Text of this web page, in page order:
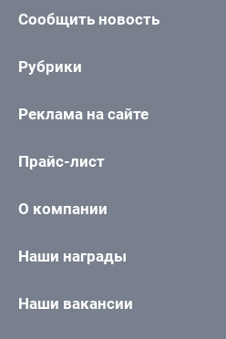
Сообщить новость
Рубрики
Реклама на сайте
Прайс-лист
О компании
Наши награды
Наши вакансии